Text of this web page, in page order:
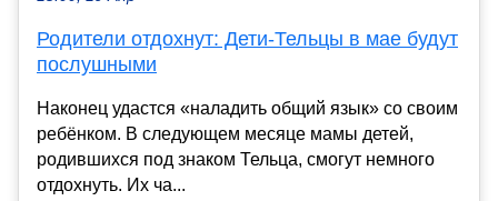
Родители отдохнут: Дети-Тельцы в мае будут
послушными
Наконец удастся «наладить общий язык» со своим
ребёнком. В следующем месяце мамы детей,
родившихся под знаком Тельца, смогут немного
отдохнуть. Их ча...